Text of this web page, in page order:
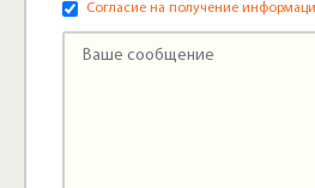
Согласие на получение